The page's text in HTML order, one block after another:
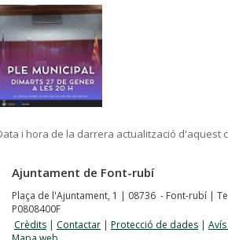
i hora de la darrera actualització d'aquest
Ajuntament de Font-rubí
Plaça de l'Ajuntament, 1 | 08736 - Font-rubí |
P0808400F
Crèdits | Contactar | Protecció de dades |